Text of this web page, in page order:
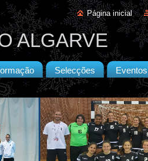
Página inicial
ALGARVE
Selecções Eventos